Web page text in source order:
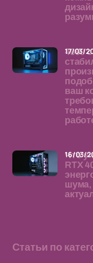
4090
ваш
17/03/
Что
RTX
шума,
16/03/
Статьи по